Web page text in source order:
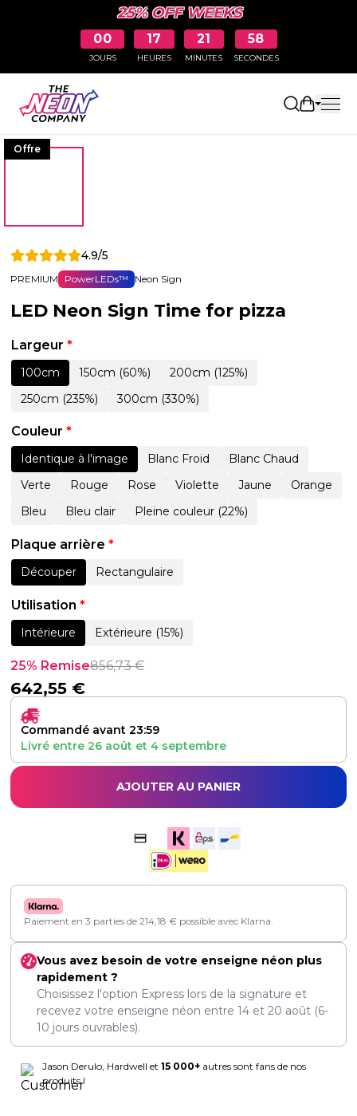
25% OFF WEEKS
00
JOURS
17
HEURES
21
MINUTES
58
SECONDES
Ouvrir
Offre
4.9/5
PREMIUM PowerLEDs™ Neon Sign
LED Neon Sign Time for pizza
Largeur *
100cm 150cm (60%)
200cm (125%)
250cm (235%)
300cm (330%)
Couleur *
Identique à l'image Blanc Froid
Blanc Chaud
Verte
Rouge Rose Violette Jaune
Orange
Bleu
Bleu clair Pleine couleur (22%)
Plaque arrière *
Découper Rectangulaire
Utilisation *
Intérieure Extérieure (15%)
25% Remise856,73€
642,55 €
Commandé avant 23:59
Livré entre 26 août et 4 septembre
AJOUTER AU PANIER
Paiement en 3 parties de 214,18 € possible avec Klarna.
Vous avez besoin de votre enseigne néon plus
rapidement ?
Choisissez l'option Express lors de la signature et
recevez votre enseigne néon entre 14 et 20 août (6-
10 jours ouvrables).
Jason Derulo, Hardwell et 15 000+ autres sont fans de nos
produits !